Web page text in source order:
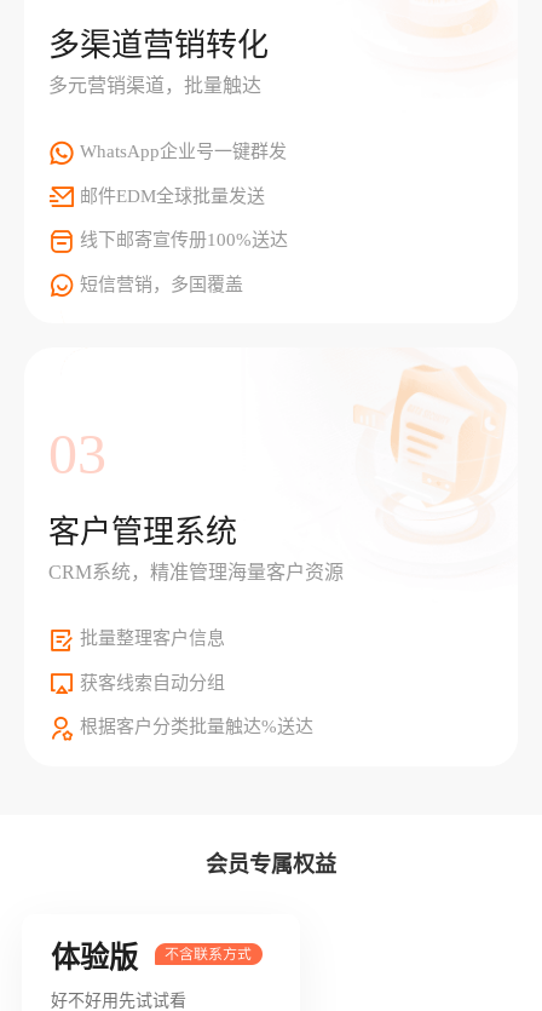
多渠道营销转化
多元营销渠道，批量触达
WhatsApp企业号一键群发
邮件EDM全球批量发送
线下邮寄宣传册100%送达
短信营销，多国覆盖
03
客户管理系统
CRM系统，精准管理海量客户资源
批量整理客户信息
获客线索自动分组
根据客户分类批量触达%送达
会员专属权益
体验版
好不好用先试试看